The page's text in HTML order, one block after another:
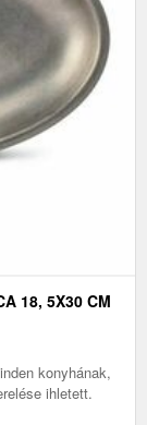
18, 5X30 CM
konyhának,
ihletett.